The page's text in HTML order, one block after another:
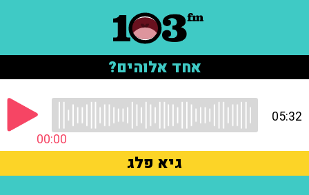
אחד אלוהים?
00:00
05:32
גיא פלג